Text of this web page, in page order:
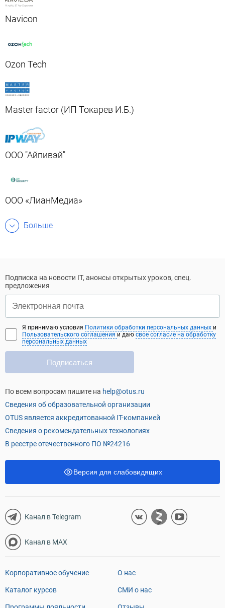
Navicon
Ozon Tech
Master factor (ИП Токарев И.Б.)
ООО "Айпивэй"
ООО «ЛианМедиа»
Больше
Подписка на новости IT, анонсы открытых уроков, спец.
предложения
Подписаться
Я принимаю условия Политики обработки персональных данных и
Пользовательского соглашения и даю свое согласие на обработку
персональных данных
По всем вопросам пишите на help@otus.ru
Сведения об образовательной организации
OTUS является аккредитованной IT-компанией
Сведения о рекомендательных технологиях
В реестре отечественного ПО №24216
Версия для слабовидящих
Канал в Telegram
Канал в MAX
Корпоративное обучение
Каталог курсов
О нас
СМИ о нас